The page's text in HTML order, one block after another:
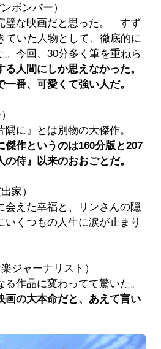
ボンバー）
璧な映画だと思った。「すず
ていた人物として、徹底的に
。今回、30分多く筆を重ねら
人間にしか思えなかった。
番、可愛くて強い人だ。
に』とは別物の大傑作。
傑作というのは160分版と207
侍』以来のおおごとだ。
家）
会えた幸福と、リンさんの隠
いくつもの人生に涙が止まり
ジャーナリスト）
作品に変わってて驚いた。
画の大本命だと、あえて言い